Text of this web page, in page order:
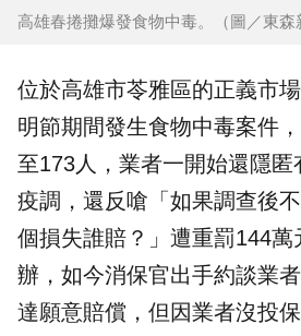
高雄春捲攤爆發食物中毒。（圖／東森
位於高雄市苓雅區的正義市
明節期間發生食物中毒案件
至173人，業者一開始還隱
疫調，還反嗆「如果調查後
個損失誰賠？」遭重罰144
辦，如今消保官出手約談業
達願意賠償，但因業者沒投